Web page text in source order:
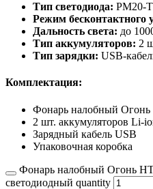
Тип светодиода: PM20-
Режим бесконтактного
Дальность света: до
Тип аккумуляторов: 2
Тип зарядки: USB-
Комплектация:
Фонарь налобный
2 шт. аккумуляторов Li-
Зарядный кабель USB
Упаковочная коробка
Фонарь налобный Огонь
светодиодный quantity